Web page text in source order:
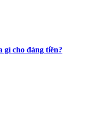
gì cho đáng tiền?